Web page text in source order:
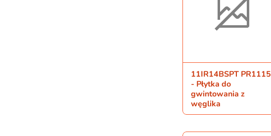
11IR14BSPT PR1115
- Płytka do
gwintowania z
węglika